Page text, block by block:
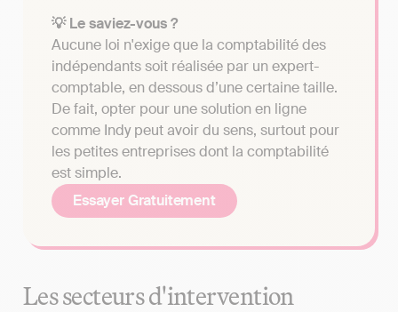
💡 Le saviez-vous ?
Aucune loi n'exige que la comptabilité des
indépendants soit réalisée par un expert-
comptable, en dessous d’une certaine taille.
De fait, opter pour une solution en ligne
comme Indy peut avoir du sens, surtout pour
les petites entreprises dont la comptabilité
est simple.
Essayer Gratuitement
Les secteurs d'intervention